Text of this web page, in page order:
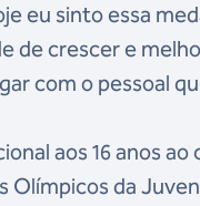
eu sinto essa
de crescer e
com o pessoal
aos 16 anos
da